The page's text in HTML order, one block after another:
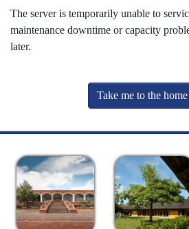
The server is temporarily unable to
maintenance downtime or capacity
later.
Take me to the